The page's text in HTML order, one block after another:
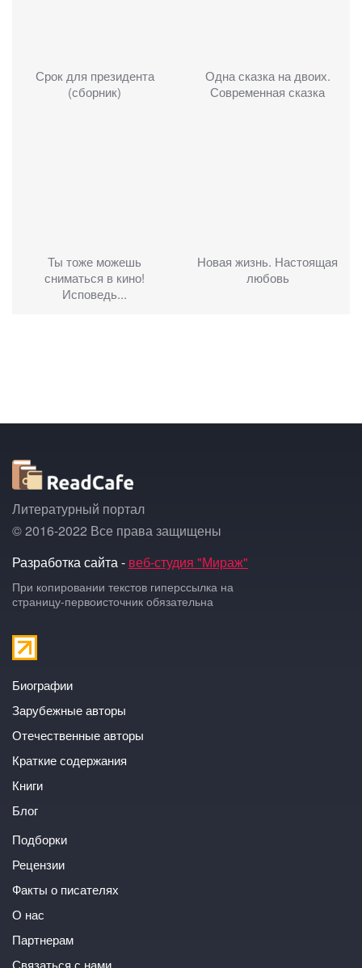
Срок для президента
(сборник)
Одна сказка на двоих.
Современная сказка
Ты тоже можешь
сниматься в кино!
Исповедь...
Новая жизнь. Настоящая
любовь
Литературный портал
© 2016-2022 Все права защищены
Разработка сайта - веб-студия "Мираж"
При копировании текстов гиперссылка на
страницу-первоисточник обязательна
Биографии
Зарубежные авторы
Отечественные авторы
Краткие содержания
Книги
Блог
Подборки
Рецензии
Факты о писателях
О нас
Партнерам
Связаться с нами